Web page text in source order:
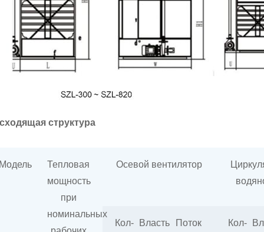
структура
Тепловая
мощность
при
номинальных
Осевой вентилятор
Кол- Власть Поток Кол-